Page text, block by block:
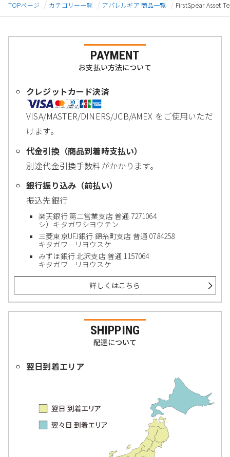
TOPページ
カテゴリー一覧 アパレルギア 商品一覧 FirstSpear Asset
PAYMENT
お支払い方法について
クレジットカード決済
VISA/MASTER/DINERS/JCB/AMEX をご使用いただ
けます。
代金引換（商品到着時支払い）
別途代金引換手数料がかかります。
銀行振り込み（前払い）
振込先銀行
楽天銀行 第二営業支店 普通 7271064
シ）キタガワシヨウテン
三菱東京UFJ銀行 錦糸町支店 普通 0784258
キタガワ リヨウスケ
みずほ銀行 北沢支店 普通 1157064
キタガワ リヨウスケ
詳しくはこちら
SHIPPING
配達について
翌日到着エリア